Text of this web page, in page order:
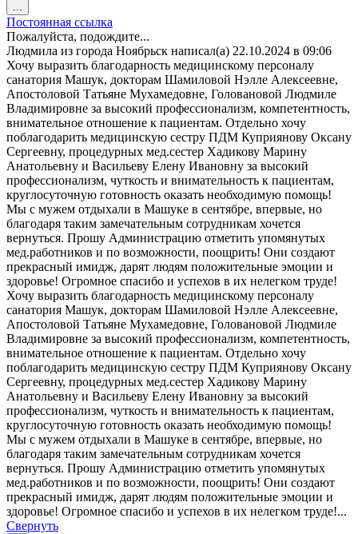
...
этот
метабокс
в
другое
состояние.
Постоянная ссылка
Пожалуйста, подождите...
Людмила из города Ноябрьск написал(а) 22.10.2024 в 09:06
Хочу выразить благодарность медицинскому персоналу
санатория Машук, докторам Шамиловой Нэлле Алексеевне,
Апостоловой Татьяне Мухамедовне, Головановой Людмиле
Владимировне за высокий профессионализм, компетентность,
внимательное отношение к пациентам. Отдельно хочу
поблагодарить медицинскую сестру ПДМ Куприянову Оксану
Сергеевну, процедурных мед.сестер Хадикову Марину
Анатольевну и Васильеву Елену Ивановну за высокий
профессионализм, чуткость и внимательность к пациентам,
круглосуточную готовность оказать необходимую помощь!
Мы с мужем отдыхали в Машуке в сентябре, впервые, но
благодаря таким замечательным сотрудникам хочется
вернуться. Прошу Администрацию отметить упомянутых
мед.работников и по возможности, поощрить! Они создают
прекрасный имидж, дарят людям положительные эмоции и
здоровье! Огромное спасибо и успехов в их нелегком труде!
Хочу выразить благодарность медицинскому персоналу
санатория Машук, докторам Шамиловой Нэлле Алексеевне,
Апостоловой Татьяне Мухамедовне, Головановой Людмиле
Владимировне за высокий профессионализм, компетентность,
внимательное отношение к пациентам. Отдельно хочу
поблагодарить медицинскую сестру ПДМ Куприянову Оксану
Сергеевну, процедурных мед.сестер Хадикову Марину
Анатольевну и Васильеву Елену Ивановну за высокий
профессионализм, чуткость и внимательность к пациентам,
круглосуточную готовность оказать необходимую помощь!
Мы с мужем отдыхали в Машуке в сентябре, впервые, но
благодаря таким замечательным сотрудникам хочется
вернуться. Прошу Администрацию отметить упомянутых
мед.работников и по возможности, поощрить! Они создают
прекрасный имидж, дарят людям положительные эмоции и
здоровье! Огромное спасибо и успехов в их нелегком труде!...
Свернуть